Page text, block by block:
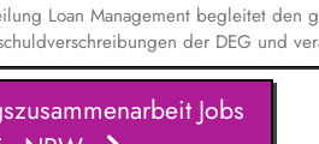
Loan Management begleitet den
der DEG und
der Geschäfte. Das
Auszahlungen, Payment-
sowie Mahnwesen und
Jobs